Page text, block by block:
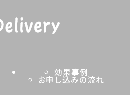
効果事例
お申し込みの流れ